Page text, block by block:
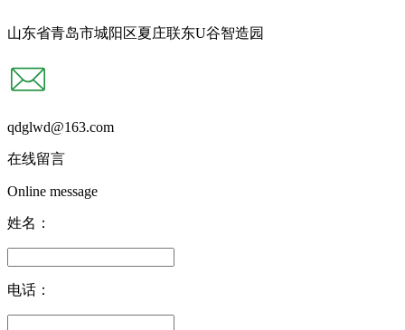
山东省青岛市城阳区夏庄联东U谷智造园
qdglwd@163.com
在线留言
Online message
姓名：
电话：